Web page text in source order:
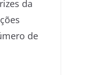
da
de